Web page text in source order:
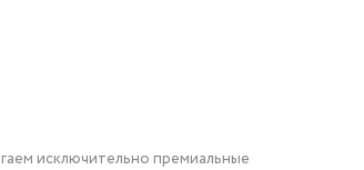
исключительно премиальные